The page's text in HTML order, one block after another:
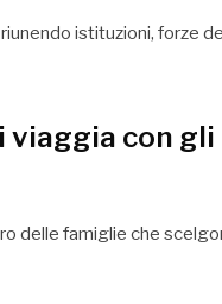
istituzioni, forze
viaggia con
delle famiglie che